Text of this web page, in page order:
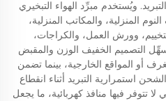
ويُستخدم مبرِّد الهواء التبخيري
المنزلية، والمكاتب المنزلية،
وورش العمل، والكراجات،
التصميم الخفيف الوزن والمقبض
أو المواقع الخارجية، بينما تضمن
استمرارية التبريد أثناء انقطاع
لا تتوفر فيها منافذ كهربائية، ما يجعل